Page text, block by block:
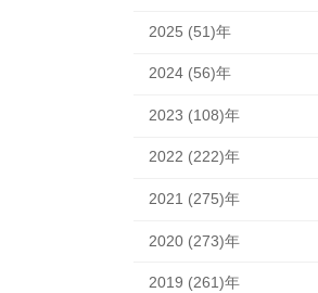
2025 (51)年
2024 (56)年
2023 (108)年
2022 (222)年
2021 (275)年
2020 (273)年
2019 (261)年